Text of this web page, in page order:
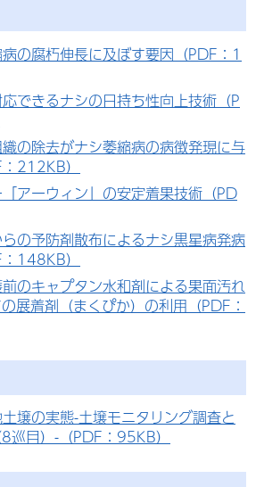
の腐朽伸長に及ぼす要因（PDF：1
できるナシの日持ち性向上技術（P
の除去がナシ萎縮病の病徴発現に与
212KB）
アーウィン」の安定着果技術（PD
の予防剤散布によるナシ黒星病発病
148KB）
のキャプタン水和剤による果面汚れ
展着剤（まくぴか）の利用（PDF：
壌の実態-土壌モニタリング調査と
巡目）-（PDF：95KB）